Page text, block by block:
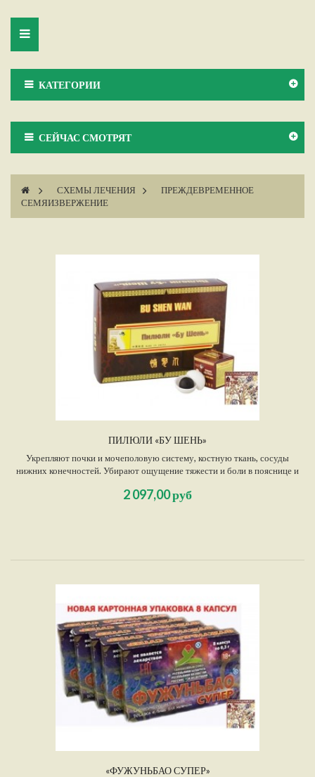
Toggle
КАТЕГОРИИ
СЕЙЧАС СМОТРЯТ
> СХЕМЫ ЛЕЧЕНИЯ >
ПРЕЖДЕВРЕМЕННОЕ
СЕМЯИЗВЕРЖЕНИЕ
ПИЛЮЛИ «БУ ШЕНЬ»
Укрепляют почки и мочеполовую систему, костную ткань, сосуды
нижних конечностей. Убирают ощущение тяжести и боли в пояснице и
повышают потенцию, жизненный тонус организма, умственную и
2 097,00 руб
«ФУЖУНЬБАО СУПЕР»